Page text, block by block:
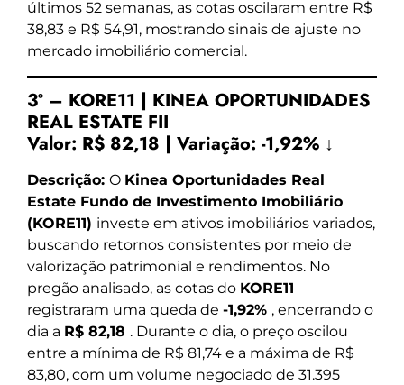
últimos 52 semanas, as cotas oscilaram entre R$
38,83 e R$ 54,91, mostrando sinais de ajuste no
mercado imobiliário comercial.
3º – KORE11 | KINEA OPORTUNIDADES
REAL ESTATE FII
Valor: R$ 82,18 | Variação: -1,92% ↓
Descrição: O Kinea Oportunidades Real
Estate Fundo de Investimento Imobiliário
(KORE11) investe em ativos imobiliários variados,
buscando retornos consistentes por meio de
valorização patrimonial e rendimentos. No
pregão analisado, as cotas do KORE11
registraram uma queda de -1,92% , encerrando o
dia a R$ 82,18 . Durante o dia, o preço oscilou
entre a mínima de R$ 81,74 e a máxima de R$
83,80, com um volume negociado de 31.395